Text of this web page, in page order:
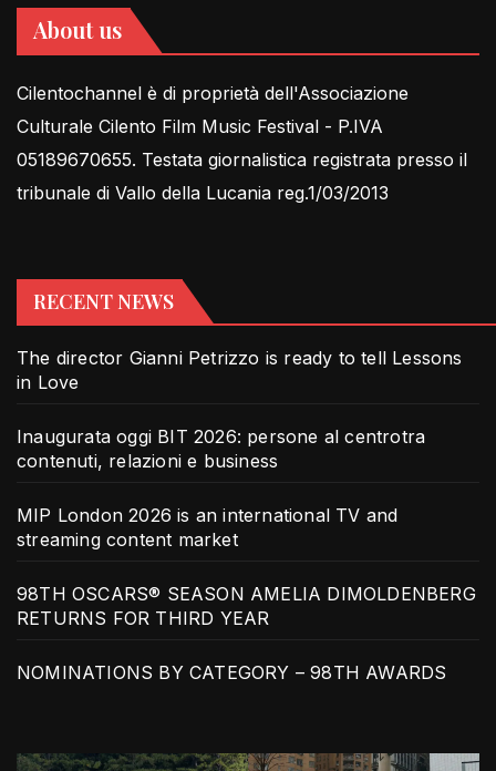
About us
Cilentochannel è di proprietà dell'Associazione
Culturale Cilento Film Music Festival - P.IVA
05189670655. Testata giornalistica registrata presso il
tribunale di Vallo della Lucania reg.1/03/2013
RECENT NEWS
The director Gianni Petrizzo is ready to tell Lessons
in Love
Inaugurata oggi BIT 2026: persone al centrotra
contenuti, relazioni e business
MIP London 2026 is an international TV and
streaming content market
98TH OSCARS® SEASON AMELIA DIMOLDENBERG
RETURNS FOR THIRD YEAR
NOMINATIONS BY CATEGORY – 98TH AWARDS